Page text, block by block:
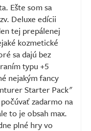
Ešte som sa
Deluxe edícii
tej prepálenej
kozmetické
sa dajú bez
typu +5
nejakým fancy
Starter Pack"
zadarmo na
to je obsah max.
plné hry vo